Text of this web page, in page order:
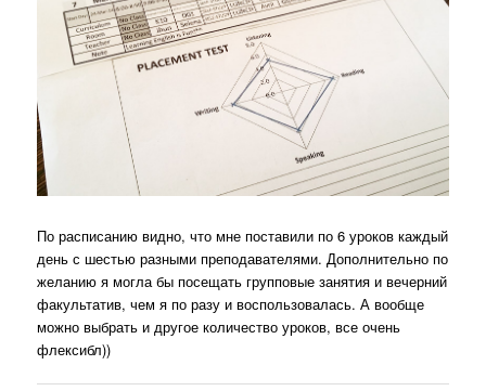
По расписанию видно, что мне поставили по 6 уроков каждый
день с шестью разными преподавателями. Дополнительно по
желанию я могла бы посещать групповые занятия и вечерний
факультатив, чем я по разу и воспользовалась. А вообще
можно выбрать и другое количество уроков, все очень
флексибл))